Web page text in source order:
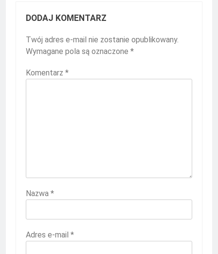
DODAJ KOMENTARZ
Twój adres e-mail nie zostanie opublikowany.
Wymagane pola są oznaczone *
Komentarz *
Nazwa *
Adres e-mail *